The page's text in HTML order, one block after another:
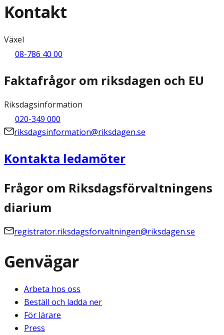
Kontakt
Växel
08-786 40 00
Faktafrågor om riksdagen och EU
Riksdagsinformation
020-349 000
riksdagsinformation@riksdagen.se
Kontakta ledamöter
Frågor om Riksdagsförvaltningens
diarium
registrator.riksdagsforvaltningen@riksdagen.se
Genvägar
Arbeta hos oss
Beställ och ladda ner
För lärare
Press